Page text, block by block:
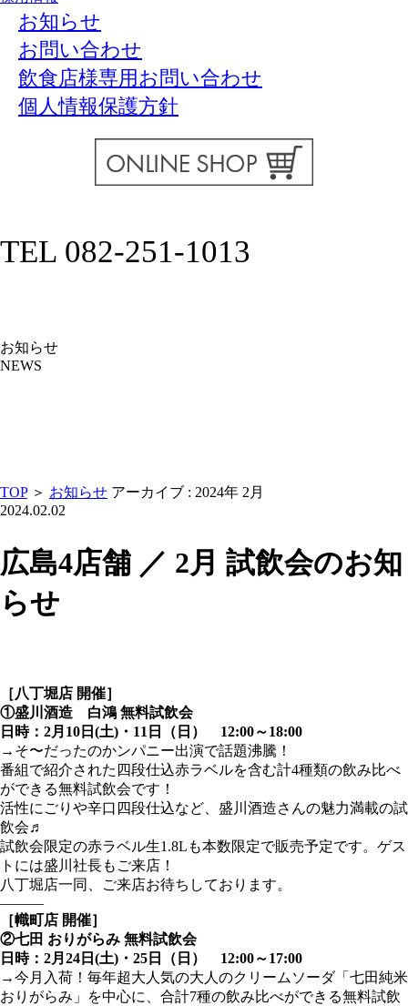
お知らせ
お問い合わせ
飲食店様専用お問い合わせ
個人情報保護方針
TEL 082-251-1013
お知らせ
NEWS
TOP＞ お知らせ アーカイブ : 2024年 2月
2024.02.02
広島4店舗 ／ 2月 試飲会のお知
らせ
［八丁堀店 開催］
①盛川酒造 白鴻 無料試飲会
日時：2月10日(土)・11日（日） 12:00～18:00
→ そ〜だったのかンパニー出演で話題沸騰！
番組で紹介された四段仕込赤ラベルを含む計4種類の飲み比べ
ができる無料試飲会です！
活性にごりや辛口四段仕込など、盛川酒造さんの魅力満載の試
飲会♬
試飲会限定の赤ラベル生1.8Lも本数限定で販売予定です。ゲス
トには盛川社長もご来店！
八丁堀店一同、ご来店お待ちしております。
―――
［幟町店 開催］
②七田 おりがらみ 無料試飲会
日時：2月24日(土)・25日（日） 12:00～17:00
→今月入荷！毎年超大人気の大人のクリームソーダ「七田純米
おりがらみ」を中心に、合計7種の飲み比べができる無料試飲